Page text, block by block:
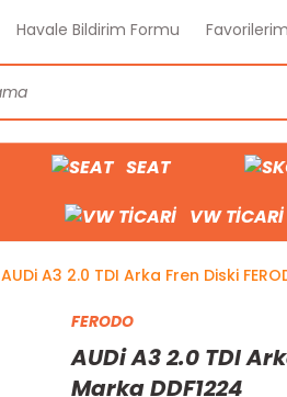
Havale Bildirim Formu Favorilerim
SEAT
VW TİCARİ
AUDi A3 2.0 TDI Arka Fren Diski
FERODO
AUDi A3 2.0 TDI
Marka DDF1224